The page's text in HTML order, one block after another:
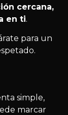
cercana,
en ti.
para un
simple,
marcar